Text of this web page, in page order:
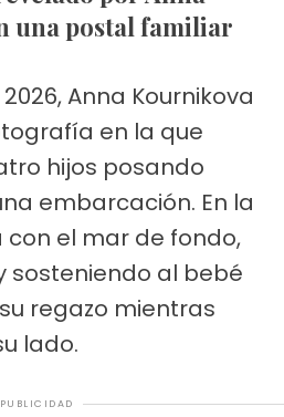
una postal familiar
Anna Kournikova
en la que
hijos posando
embarcación. En la
el mar de fondo,
sosteniendo al bebé
regazo mientras
lado.
PUBLICIDAD